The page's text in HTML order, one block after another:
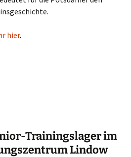
hier.
Trainingslager im
Lindow